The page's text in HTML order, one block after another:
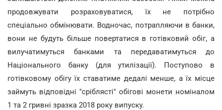
продовжувати розраховуватися, їх не потрібно
спеціально обмінювати. Водночас, потрапляючи в банки,
вони не будуть більше повертатися в готівковий обіг, а
вилучатимуться банками та передаватимуться до
Національного банку (для утилізації). Поступово в
готівковому обігу їх ставатиме дедалі менше, а їх місце
займуть відповідні "сріблясті" обігові монети номіналом
1 та 2 гривні зразка 2018 року випуску.